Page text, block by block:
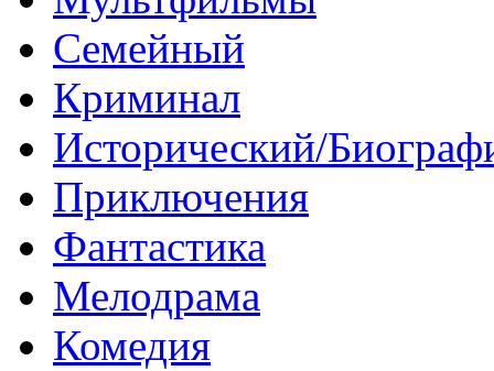
Семейный
Криминал
Исторический/
Приключения
Фантастика
Мелодрама
Комедия